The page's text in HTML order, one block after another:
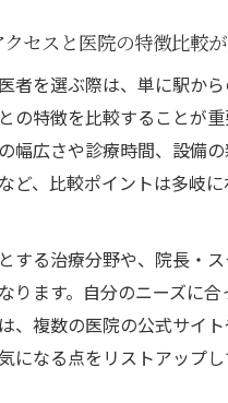
セスと医院の特徴比較
者を選ぶ際は、単に駅か
の特徴を比較することが重
幅広さや診療時間、設備
ど、比較ポイントは多岐に
する治療分野や、院長・
ります。自分のニーズに合
、複数の医院の公式サイ
になる点をリストアップ